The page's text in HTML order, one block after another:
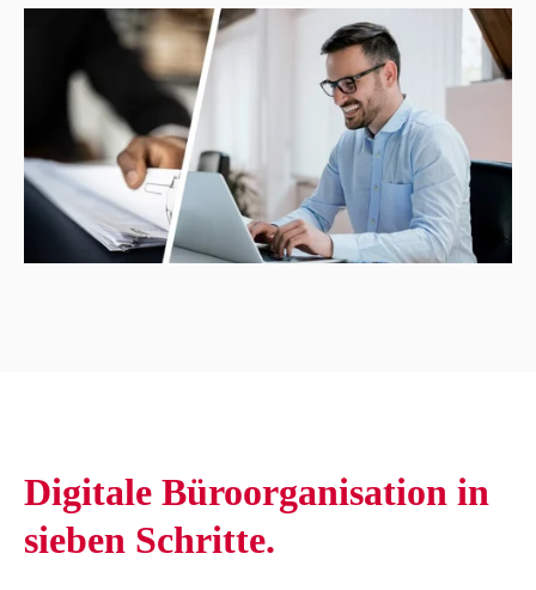
Digitale Büroorganisation in
sieben Schritte.